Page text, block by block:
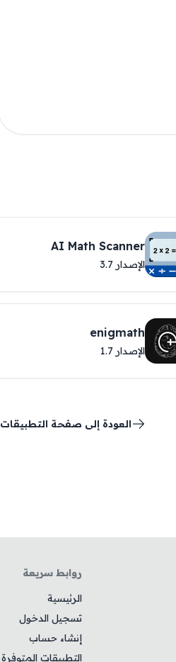
AI Math Scanner
الإصدار 3.7
enigmath
الإصدار 1.7
العودة إلى صفحة التطبيقات
روابط سريعة
الرئيسية
تسجيل الدخول
إنشاء حساب
التطبيقات المتوفرة